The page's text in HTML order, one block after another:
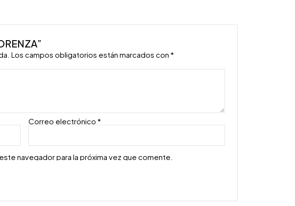
Los campos obligatorios están marcados con*
Correo electrónico*
navegador para la próxima vez que comente.